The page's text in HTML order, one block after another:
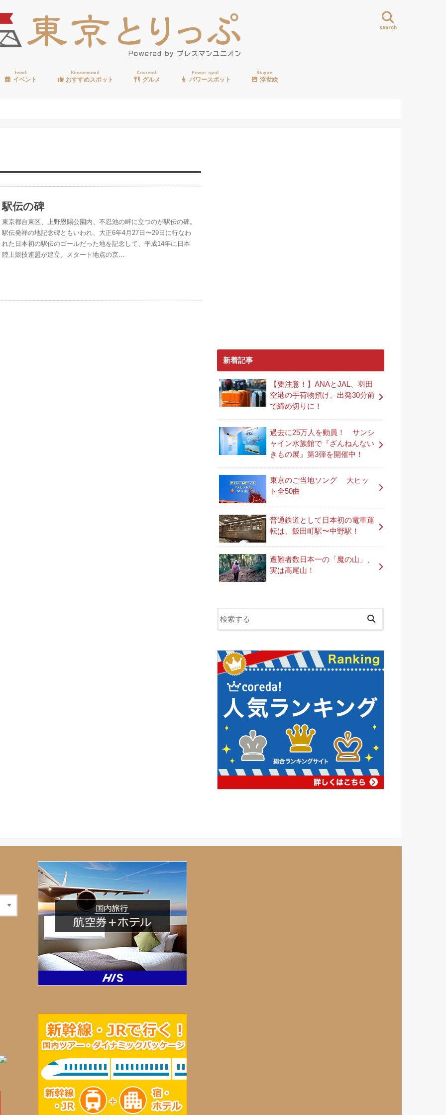
search
Event
イベント
Recommend
おすすめスポット
Gourmet
グルメ
Power spot
パワースポット
Ukiyoe
浮世絵
駅伝の碑
東京都台東区、上野恩賜公園内、不忍池の畔に立つのが駅伝の碑。
駅伝発祥の地記念碑ともいわれ、大正6年4月27日〜29日に行なわ
れた日本初の駅伝のゴールだった地を記念して、平成14年に日本
陸上競技連盟が建立。スタート地点の京…
新着記事
【要注意！】ANAとJAL、羽田
空港の手荷物預け、出発30分前
で締め切りに！
過去に25万人を動員！ サンシ
ャイン水族館で『ざんねんない
きもの展』第3弾を開催中！
東京のご当地ソング 大ヒッ
ト全50曲
普通鉄道として日本初の電車運
転は、飯田町駅〜中野駅！
遭難者数日本一の「魔の山」、
実は高尾山！